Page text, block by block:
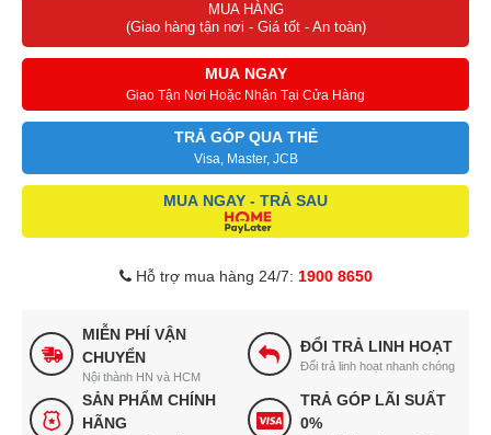
MUA HÀNG
(Giao hàng tận nơi - Giá tốt - An toàn)
MUA NGAY
Giao Tận Nơi Hoặc Nhận Tại Cửa Hàng
TRẢ GÓP QUA THẺ
Visa, Master, JCB
MUA NGAY - TRẢ SAU
Hỗ trợ mua hàng 24/7: 1900 8650
MIỄN PHÍ VẬN
CHUYỂN
Nội thành HN và HCM
ĐỔI TRẢ LINH HOẠT
Đổi trả linh hoạt nhanh chóng
SẢN PHẨM CHÍNH
HÃNG
TRẢ GÓP LÃI SUẤT
0%